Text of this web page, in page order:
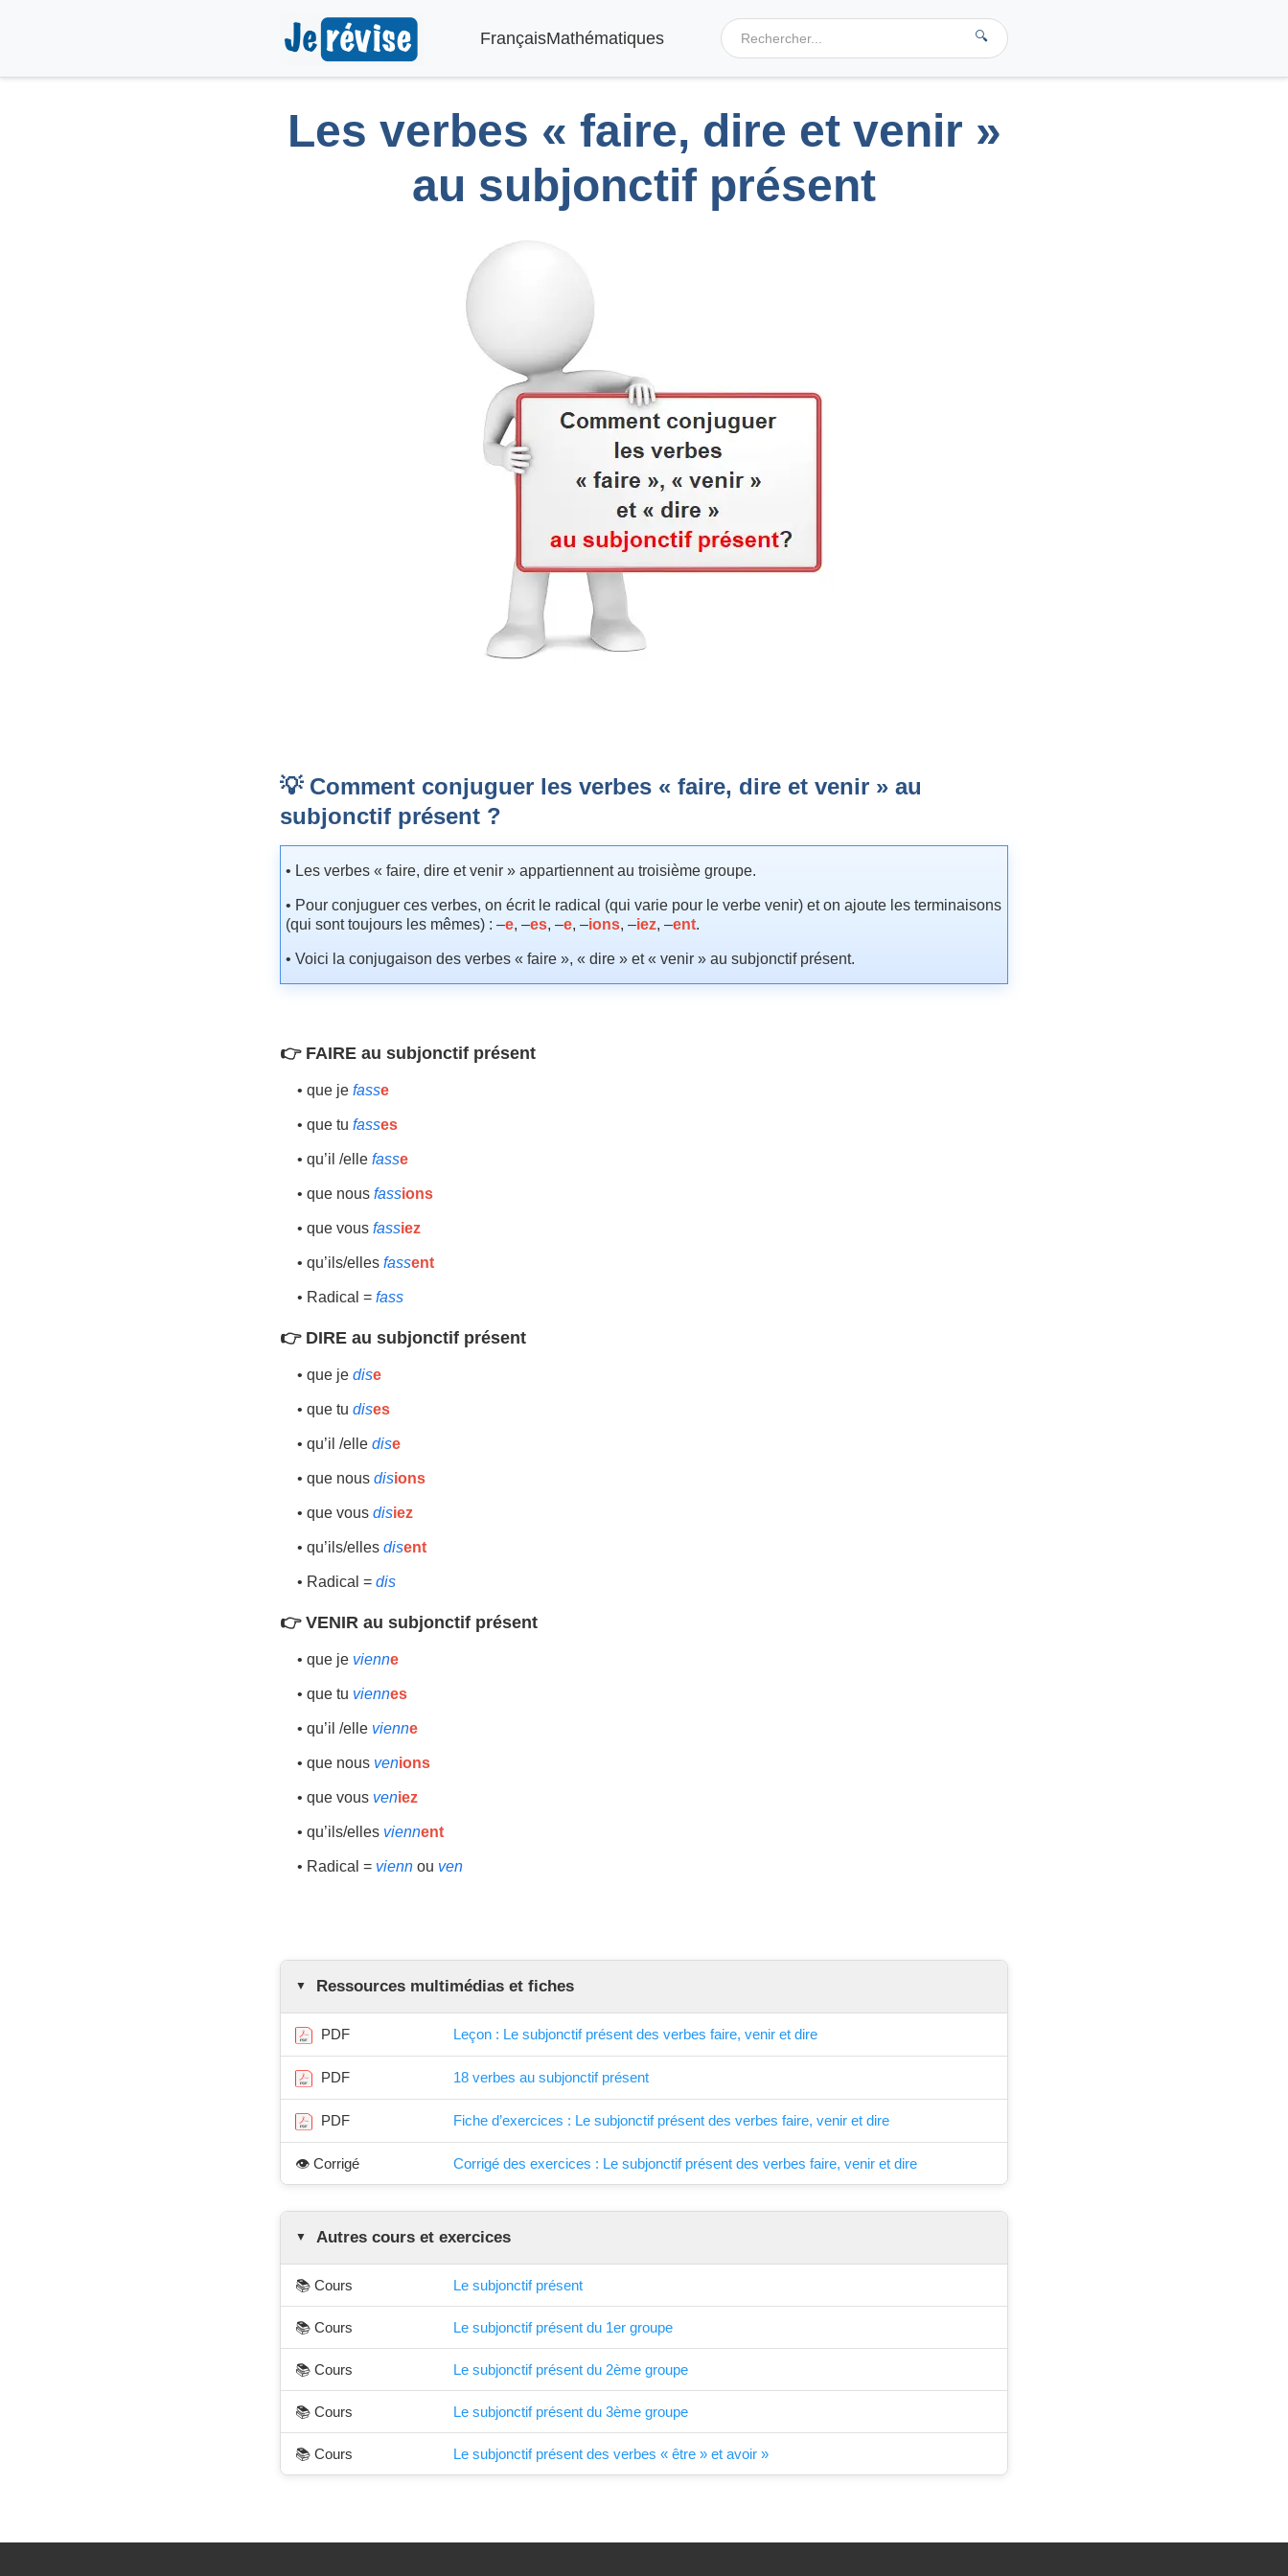
FrançaisMathématiques 🔍
Les verbes « faire, dire et venir »
au subjonctif présent
💡 Comment conjuguer les verbes « faire, dire et venir » au
subjonctif présent ?
• Les verbes « faire, dire et venir » appartiennent au troisième groupe.
• Pour conjuguer ces verbes, on écrit le radical (qui varie pour le verbe venir) et on ajoute les terminaisons
(qui sont toujours les mêmes) : –e, –es, –e, –ions, –iez, –ent.
• Voici la conjugaison des verbes « faire », « dire » et « venir » au subjonctif présent.
👉 FAIRE au subjonctif présent
• que je fasse
• que tu fasses
• qu’il /elle fasse
• que nous fassions
• que vous fassiez
• qu’ils/elles fassent
• Radical = fass
👉 DIRE au subjonctif présent
• que je dise
• que tu dises
• qu’il /elle dise
• que nous disions
• que vous disiez
• qu’ils/elles disent
• Radical = dis
👉 VENIR au subjonctif présent
• que je vienne
• que tu viennes
• qu’il /elle vienne
• que nous venions
• que vous veniez
• qu’ils/elles viennent
• Radical = vienn ou ven
Ressources multimédias et fiches
PDF Leçon : Le subjonctif présent des verbes faire, venir et dire
PDF 18 verbes au subjonctif présent
PDF Fiche d’exercices : Le subjonctif présent des verbes faire, venir et dire
👁️ Corrigé Corrigé des exercices : Le subjonctif présent des verbes faire, venir et dire
Autres cours et exercices
📚 Cours Le subjonctif présent
📚 Cours Le subjonctif présent du 1er groupe
📚 Cours Le subjonctif présent du 2ème groupe
📚 Cours Le subjonctif présent du 3ème groupe
📚 Cours Le subjonctif présent des verbes « être » et avoir »